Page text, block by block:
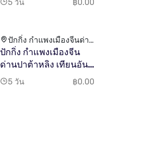
5 วัน ฿0.00
ปักกิ่ง กำแพงเมืองจีนด่าน
ปาต้าหลิง เทียนอันเหมิน
ปักกิ่ง กำแพงเมืองจีน
ด่านปาต้าหลิง เทียนอัน
เหมิน ฟรีเดย์ 5D 4N
5 วัน ฿0.00